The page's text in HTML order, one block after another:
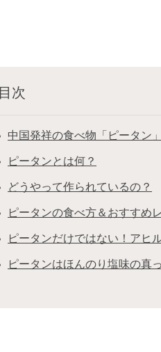
目次
中国発祥の食べ物「ピータン
ピータンとは何？
どうやって作られているの？
ピータンの食べ方＆おすすめ
ピータンだけではない！アヒ
ピータンはほんのり塩味の真